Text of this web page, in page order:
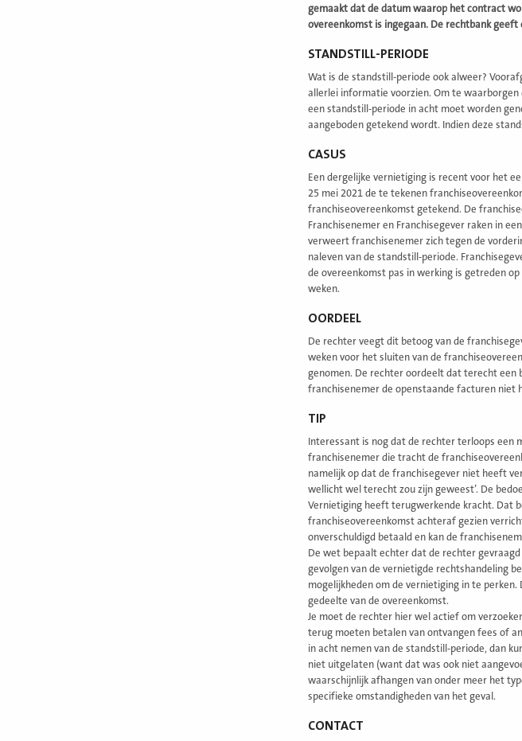
gemaakt dat de datum waarop het contract
overeenkomst is ingegaan. De rechtbank
STANDSTILL-PERIODE
Wat is de standstill-periode ook alweer?
allerlei informatie voorzien. Om te
een standstill-periode in acht moet worden
aangeboden getekend wordt. Indien deze
CASUS
Een dergelijke vernietiging is recent voor het
25 mei 2021 de te tekenen
franchiseovereenkomst getekend. De
Franchisenemer en Franchisegever raken in
verweert franchisenemer zich tegen de
naleven van de standstill-periode.
de overeenkomst pas in werking is getreden
weken.
OORDEEL
De rechter veegt dit betoog van de
weken voor het sluiten van de
genomen. De rechter oordeelt dat terecht een
franchisenemer de openstaande facturen niet
TIP
Interessant is nog dat de rechter terloops een
franchisenemer die tracht de
namelijk op dat de franchisegever niet heeft
wellicht wel terecht zou zijn geweest’. De
Vernietiging heeft terugwerkende kracht. Dat
franchiseovereenkomst achteraf gezien
onverschuldigd betaald en kan de
De wet bepaalt echter dat de rechter
gevolgen van de vernietigde rechtshandeling
mogelijkheden om de vernietiging in te
gedeelte van de overeenkomst.
Je moet de rechter hier wel actief om
terug moeten betalen van ontvangen fees of
in acht nemen van de standstill-periode, dan
niet uitgelaten (want dat was ook niet
waarschijnlijk afhangen van onder meer het
specifieke omstandigheden van het geval.
CONTACT